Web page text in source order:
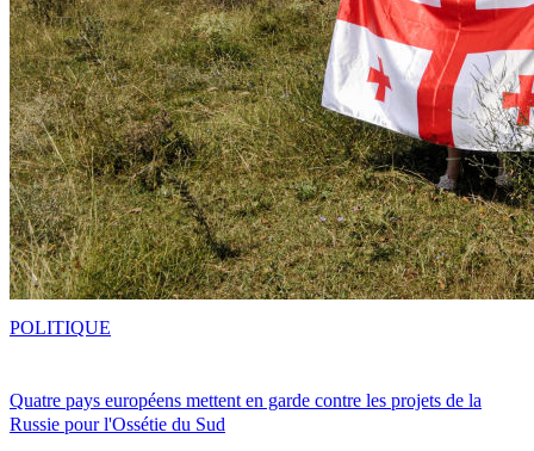
Quatre pays européens mettent en garde contre les projets de la
Russie pour l'Ossétie du Sud
POLITIQUE